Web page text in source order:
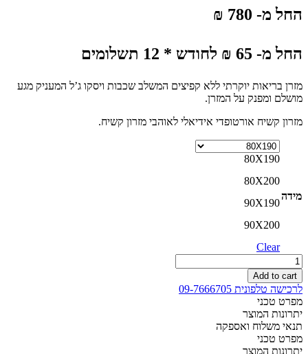
החל מ- 780 ₪
החל מ- 65 ₪ לחודש * 12 תשלומים
מזרן בריאות יוקרתי ללא קפיצים המשלב שכבות ויסקו ג’ל המעניק מגע
מושלם ומפנק על המזרן.
מזרון קשיח אורטופדי אידיאלי לאוהבי מזרון קשיח.
מידה
80X190
80X200
90X190
90X200
Clear
מזרון
מיאמי
ויסקו
ללא
קפיצים
מזרון
יחיד
quantity
Add to cart
לרכישה טלפונית 09-7666705
מפרט טכני
יתרונות המוצר
תנאי משלוח ואספקה
מפרט טכני
יתרונות המוצר